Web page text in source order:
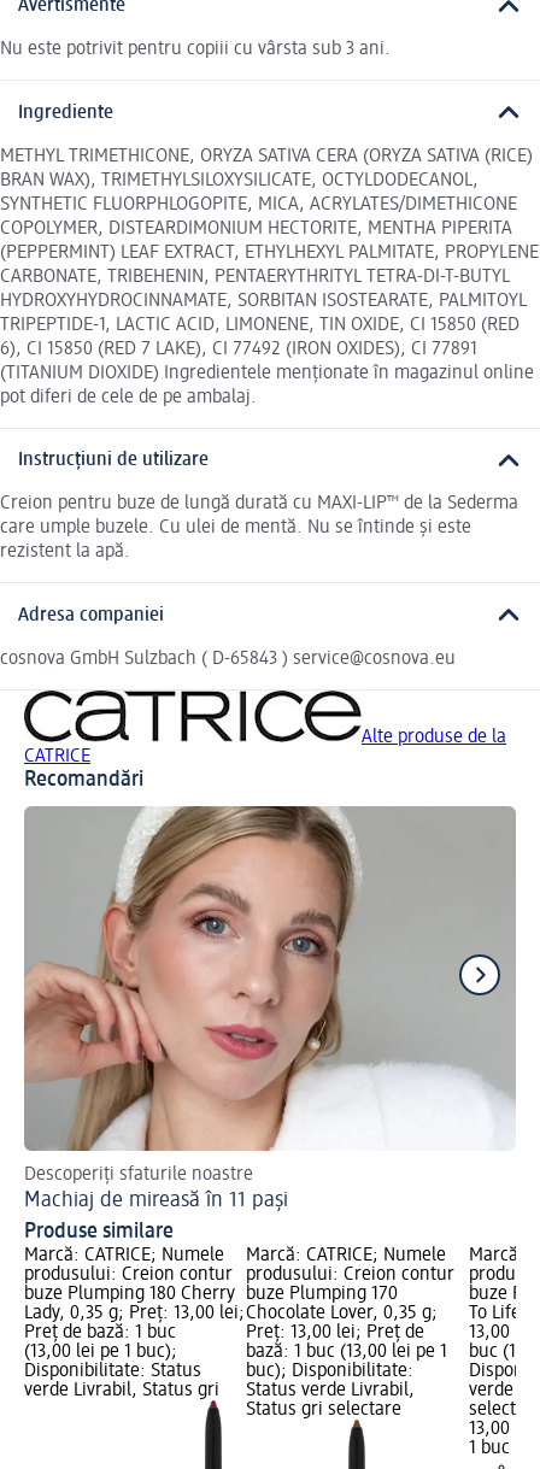
Avertismente
Nu este potrivit pentru copiii cu vârsta sub 3 ani.
Ingrediente
METHYL TRIMETHICONE, ORYZA SATIVA CERA (ORYZA SATIVA (RICE)
BRAN WAX), TRIMETHYLSILOXYSILICATE, OCTYLDODECANOL,
SYNTHETIC FLUORPHLOGOPITE, MICA, ACRYLATES/DIMETHICONE
COPOLYMER, DISTEARDIMONIUM HECTORITE, MENTHA PIPERITA
(PEPPERMINT) LEAF EXTRACT, ETHYLHEXYL PALMITATE, PROPYLENE
CARBONATE, TRIBEHENIN, PENTAERYTHRITYL TETRA-DI-T-BUTYL
HYDROXYHYDROCINNAMATE, SORBITAN ISOSTEARATE, PALMITOYL
TRIPEPTIDE-1, LACTIC ACID, LIMONENE, TIN OXIDE, CI 15850 (RED
6), CI 15850 (RED 7 LAKE), CI 77492 (IRON OXIDES), CI 77891
(TITANIUM DIOXIDE) Ingredientele menționate în magazinul online
pot diferi de cele de pe ambalaj.
Instrucțiuni de utilizare
Creion pentru buze de lungă durată cu MAXI-LIP™ de la Sederma
care umple buzele. Cu ulei de mentă. Nu se întinde și este
rezistent la apă.
Adresa companiei
cosnova GmbH Sulzbach ( D-65843 ) service@cosnova.eu
Alte produse de la
CATRICE
Recomandări
Descoperiți sfaturile noastre
Machiaj de mireasă în 11 pași
Produse similare
Marcă: CATRICE; Numele
produsului: Creion contur
buze Plumping 180 Cherry
Lady, 0,35 g; Preț: 13,00 lei;
Preț de bază: 1 buc
(13,00 lei pe 1 buc);
Disponibilitate: Status
verde Livrabil, Status gri
Marcă: CATRICE; Numele
produsului: Creion contur
buze Plumping 170
Chocolate Lover, 0,35 g;
Preț: 13,00 lei; Preț de
bază: 1 buc (13,00 lei pe 1
buc); Disponibilitate:
Status verde Livrabil,
Status gri selectare
Marcă:
buze
To Life,
13,00
buc
verde
13,00 lei
1 buc